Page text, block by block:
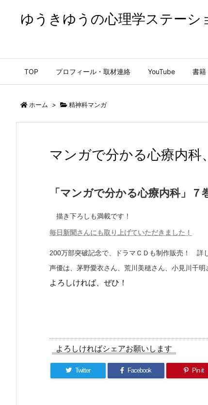
ゆうきゆうの心理学ステーシ
TOP プロフィール・取材連絡 YouTube 書籍
ホーム > 精神科マンガ
マンガで分かる心療内科
「マンガで分かる心療内科」７
描き下ろしも満載です！
毎日新聞さんにも取り上げていただきました！
200万部突破記念で、ドラマＣＤも制作販売！ 詳
声優は、茅野愛衣さん、荒川美穂さん、小見川千明
よろしければ、ぜひ！
よろしければシェアお願いします
Twitter Facebook Pin it